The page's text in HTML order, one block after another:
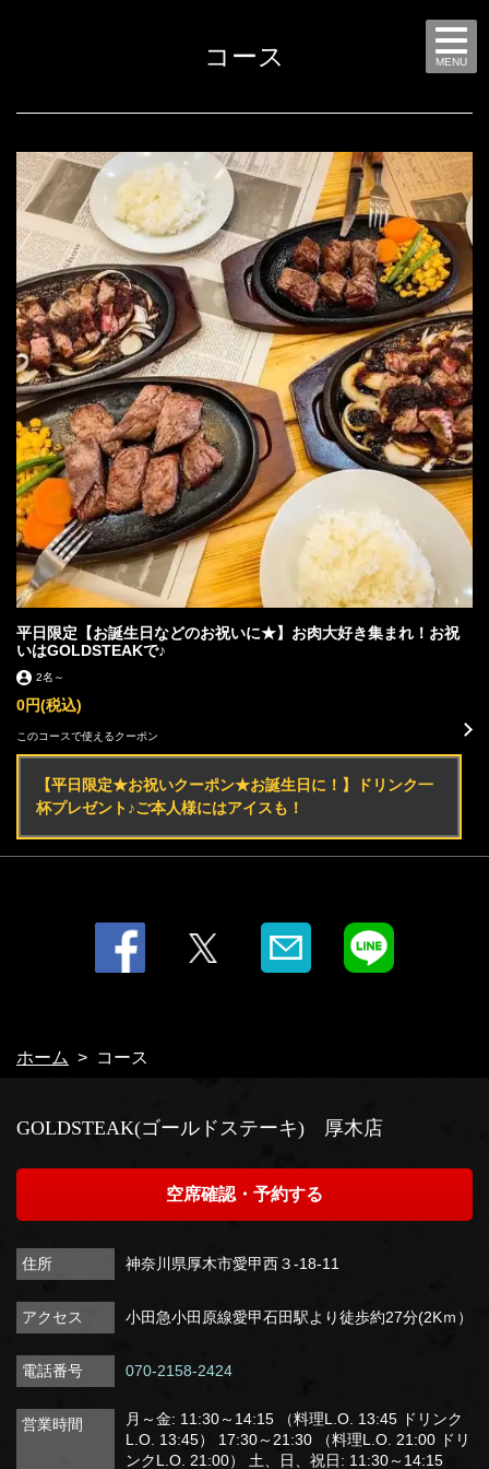
MENU
コース
平日限定【お誕生日などのお祝いに★】お肉大好き集まれ！お祝
いはGOLDSTEAKで♪
2名 ～
0円(税込)
このコースで使えるクーポン
【平日限定★お祝いクーポン★お誕生日に！】ドリンク一
杯プレゼント♪ご本人様にはアイスも！
ホーム コース
この店舗情報をシェアする
コース | GOLDSTEAK(ゴールドステーキ) 厚木店
神奈川県厚木市愛甲西３-18-11
https://goldsteak.owst.jp/courses
GOLDSTEAK(ゴールドステーキ) 厚木店
空席確認・予約する
住所 神奈川県厚木市愛甲西３-18-11
アクセス 小田急小田原線愛甲石田駅より徒歩約27分(2Kｍ）
電話番号 070-2158-2424
営業時間
月～金: 11:30～14:15 （料理L.O. 13:45 ドリンク
L.O. 13:45） 17:30～21:30 （料理L.O. 21:00 ドリ
ンクL.O. 21:00） 土、日、祝日: 11:30～14:15